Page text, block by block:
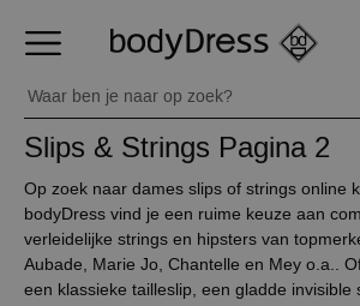
Slips & Strings Pagina 2
Op zoek naar dames slips of strings online
bodyDress vind je een ruime keuze aan
verleidelijke strings en hipsters van
Aubade, Marie Jo, Chantelle en Mey o.a..
een klassieke tailleslip, een gladde invisible